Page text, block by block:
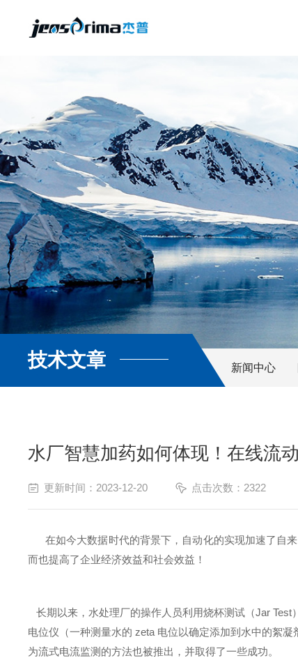
技术文章 新闻中心
水厂智慧加药如何体现！在线流
更新时间：2023-12-20 点击次数：2322
在如今大数据时代的背景下，自动化的实现加速了自来
而也提高了企业经济效益和社会效益！
长期以来，水处理厂的操作人员利用烧杯测试（Jar
电位仪（一种测量水的 zeta 电位以确定添加到水中的絮
为流式电流监测的方法也被推出，并取得了一些成功。